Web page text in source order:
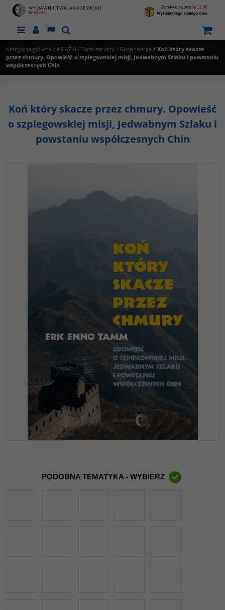
MenuPanelLangSzukaj
Kategoria główna / KSIĄŻKI / Poza seriami / Gospodarka / Koń który skacze
przez chmury. Opowieść o szpiegowskiej misji, Jedwabnym Szlaku i powstaniu
współczesnych Chin
Koń który skacze przez chmury. Opowieść
o szpiegowskiej misji, Jedwabnym Szlaku i
powstaniu współczesnych Chin
PODOBNA TEMATYKA - WYBIERZ